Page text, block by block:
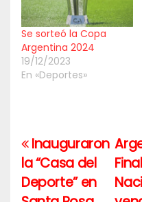
Se sorteó la Copa
Argentina 2024
19/12/2023
En «Deportes»
Navegación
de
Inauguraron
la “Casa del
Deporte” en